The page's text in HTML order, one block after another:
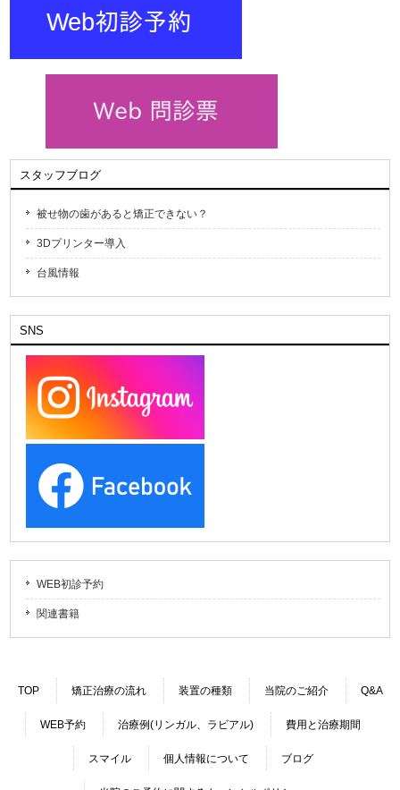
スタッフブログ
被せ物の歯があると矯正できない？
3Dプリンター導入
台風情報
SNS
WEB初診予約
関連書籍
TOP 矯正治療の流れ 装置の種類 当院のご紹介 Q&A
WEB予約 治療例(リンガル、ラビアル) 費用と治療期間
スマイル 個人情報について ブログ